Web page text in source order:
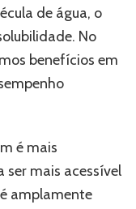
de água, o
No
benefícios em
é mais
mais acessível
amplamente